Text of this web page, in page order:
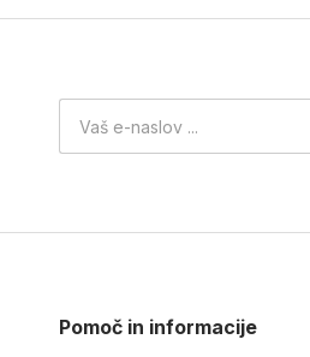
Pomoč in informacije